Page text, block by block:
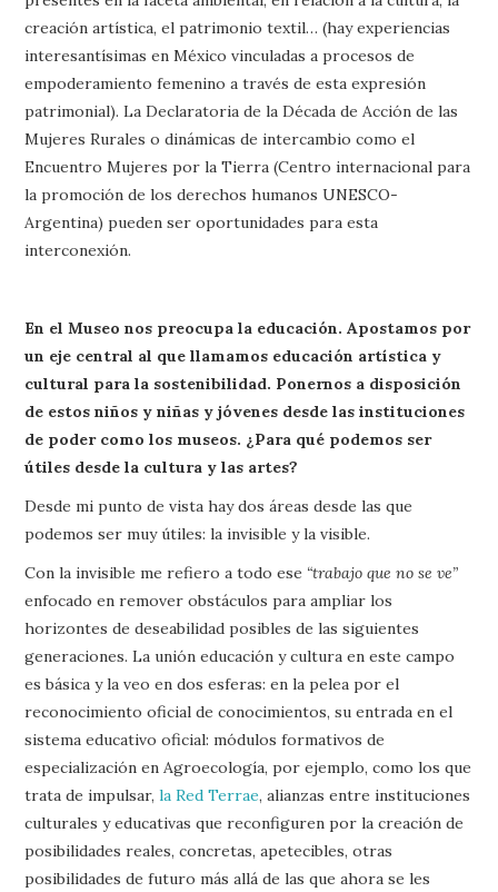
creación artística, el patrimonio textil… (hay experiencias
interesantísimas en México vinculadas a procesos de
empoderamiento femenino a través de esta expresión
patrimonial). La Declaratoria de la Década de Acción de las
Mujeres Rurales o dinámicas de intercambio como el
Encuentro Mujeres por la Tierra (Centro internacional para
la promoción de los derechos humanos UNESCO-
Argentina) pueden ser oportunidades para esta
interconexión.
En el Museo nos preocupa la educación. Apostamos por
un eje central al que llamamos educación artística y
cultural para la sostenibilidad. Ponernos a disposición
de estos niños y niñas y jóvenes desde las instituciones
de poder como los museos. ¿Para qué podemos ser
útiles desde la cultura y las artes?
Desde mi punto de vista hay dos áreas desde las que
podemos ser muy útiles: la invisible y la visible.
Con la invisible me refiero a todo ese “trabajo que no se ve”
enfocado en remover obstáculos para ampliar los
horizontes de deseabilidad posibles de las siguientes
generaciones. La unión educación y cultura en este campo
es básica y la veo en dos esferas: en la pelea por el
reconocimiento oficial de conocimientos, su entrada en el
sistema educativo oficial: módulos formativos de
especialización en Agroecología, por ejemplo, como los que
trata de impulsar,la Red Terrae, alianzas entre instituciones
culturales y educativas que reconfiguren por la creación de
posibilidades reales, concretas, apetecibles, otras
posibilidades de futuro más allá de las que ahora se les